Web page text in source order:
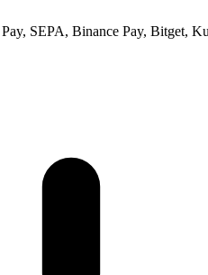
SEPA, Binance Pay, Bitget,